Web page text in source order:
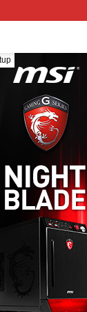
Bangsa-